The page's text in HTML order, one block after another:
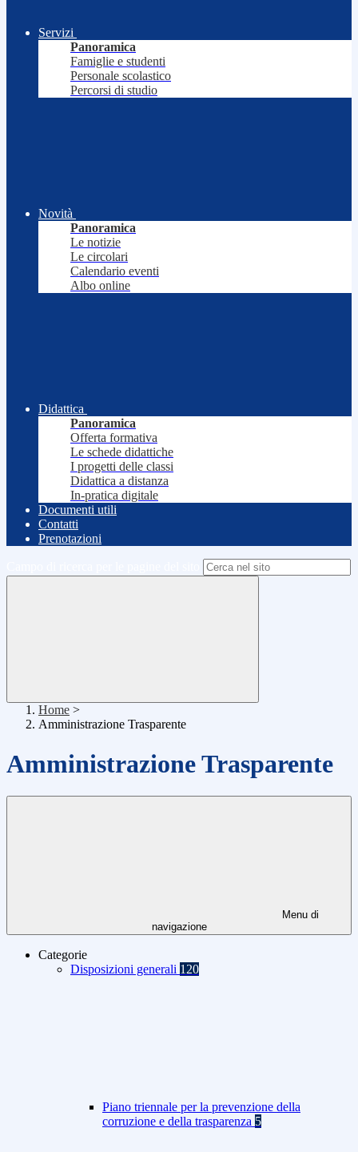
Servizi
Panoramica
Famiglie e studenti
Personale scolastico
Percorsi di studio
Novità
Panoramica
Le notizie
Le circolari
Calendario eventi
Albo online
Didattica
Panoramica
Offerta formativa
Le schede didattiche
I progetti delle classi
Didattica a distanza
In-pratica digitale
Documenti utili
Contatti
Prenotazioni
Home >
Amministrazione Trasparente
Amministrazione Trasparente
Menu di
navigazione
Categorie
Disposizioni generali 120
Piano triennale per la prevenzione della
corruzione e della trasparenza 5